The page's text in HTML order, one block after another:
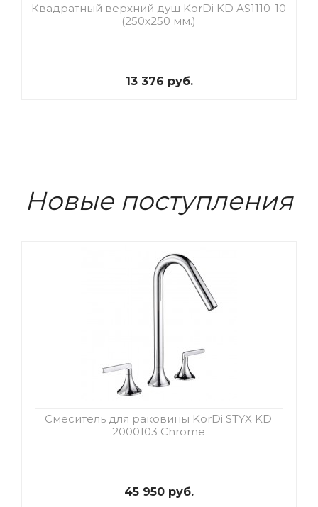
Квадратный верхний душ KorDi KD AS1110-10
(250х250 мм.)
13 376 руб.
Новые поступления
Смеситель для раковины KorDi STYX KD
2000103 Chrome
45 950 руб.